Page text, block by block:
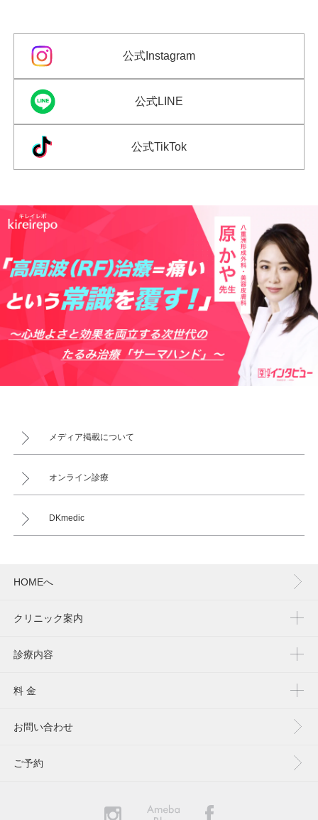
公式Instagram
公式LINE
公式TikTok
メディア掲載について
オンライン診療
DKmedic
HOMEへ
クリニック案内
診療内容
料 金
お問い合わせ
ご予約